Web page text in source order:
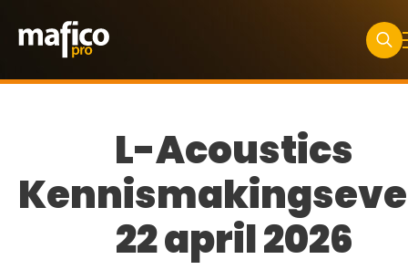
for:
L-Acoustics
22 april 2026